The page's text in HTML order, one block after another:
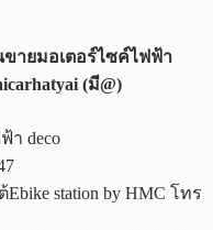
ายมอเตอร์ไซค์ไฟฟ้า
(มี@)
า deco
station by HMC โทร